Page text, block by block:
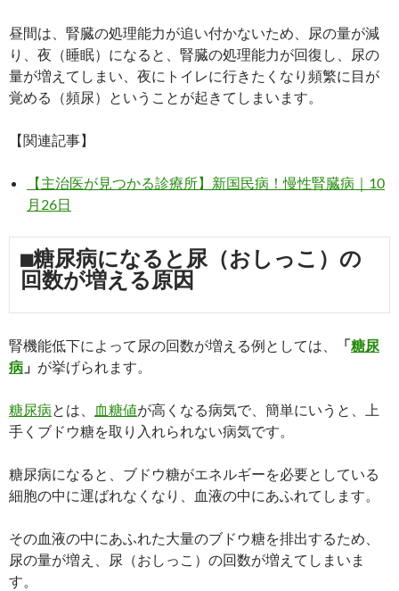
昼間は、腎臓の処理能力が追い付かないため、尿の量が減
り、夜（睡眠）になると、腎臓の処理能力が回復し、尿の
量が増えてしまい、夜にトイレに行きたくなり頻繁に目が
覚める（頻尿）ということが起きてしまいます。
【関連記事】
【主治医が見つかる診療所】新国民病！慢性腎臓病｜10
月26日
■糖尿病になると尿（おしっこ）の
回数が増える原因
腎機能低下によって尿の回数が増える例としては、 「糖尿
病 」 が挙げられます。
糖尿病とは、 血糖値が高くなる病気で、簡単にいうと、上
手くブドウ糖を取り入れられない病気です。
糖尿病になると、ブドウ糖がエネルギーを必要としている
細胞の中に運ばれなくなり、血液の中にあふれてします。
その血液の中にあふれた大量のブドウ糖を排出するため、
尿の量が増え、尿（おしっこ）の回数が増えてしまいま
す。